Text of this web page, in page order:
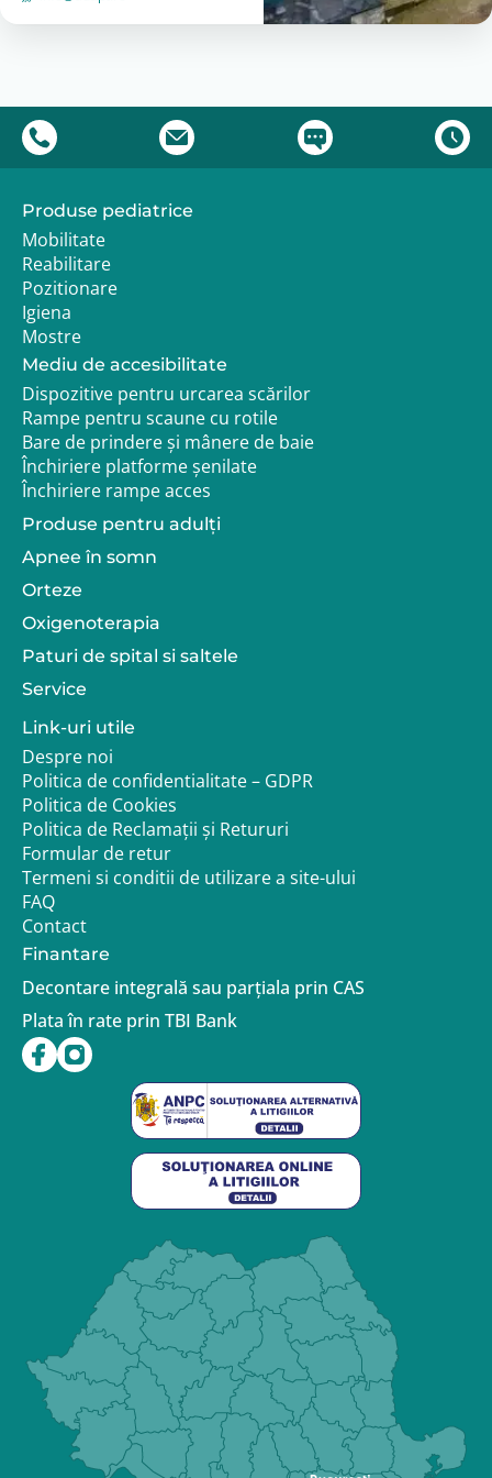
produsului la furnizor. Pentru configurările speciale
La Adapt.ro beneficiezi de suport pentru alegerea
accesoriilor compatibile cu scaunul auto Hercules
Small, astfel încât sistemul final să fie configurat
Produse pediatrice
Mobilitate
Reabilitare
Pozitionare
Igiena
Mostre
Mediu de accesibilitate
Dispozitive pentru urcarea scărilor
Rampe pentru scaune cu rotile
Bare de prindere și mânere de baie
Închiriere platforme șenilate
Închiriere rampe acces
Produse pentru adulţi
Apnee în somn
Orteze
Oxigenoterapia
Paturi de spital si saltele
Service
Link-uri utile
Despre noi
Politica de confidentialitate – GDPR
Politica de Cookies
Politica de Reclamații și Retururi
Formular de retur
Termeni si conditii de utilizare a site-ului
FAQ
Contact
Finantare
Decontare integrală sau parțiala prin CAS
Plata în rate prin TBI Bank